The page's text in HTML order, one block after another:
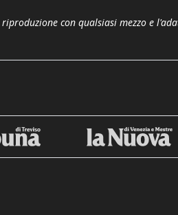
con qualsiasi mezzo e